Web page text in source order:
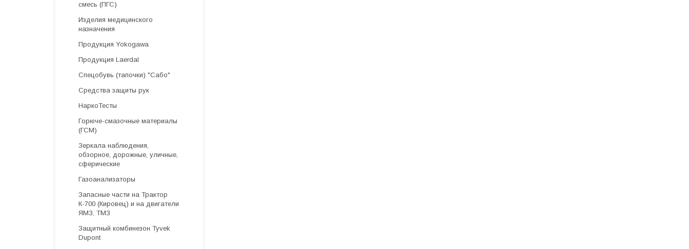
смесь (ПГС)
Изделия медицинского
назначения
Продукция Yokogawa
Продукция Laerdal
Спецобувь (тапочки) "Сабо"
Средства защиты рук
НаркоТесты
Горюче-смазочные материалы
(ГСМ)
Зеркала наблюдения,
обзорное, дорожные, уличные,
сферические
Газоанализаторы
Запасные части на Трактор
К-700 (Кировец) и на двигатели
ЯМЗ, ТМЗ
Защитный комбинезон Tyvek
Dupont